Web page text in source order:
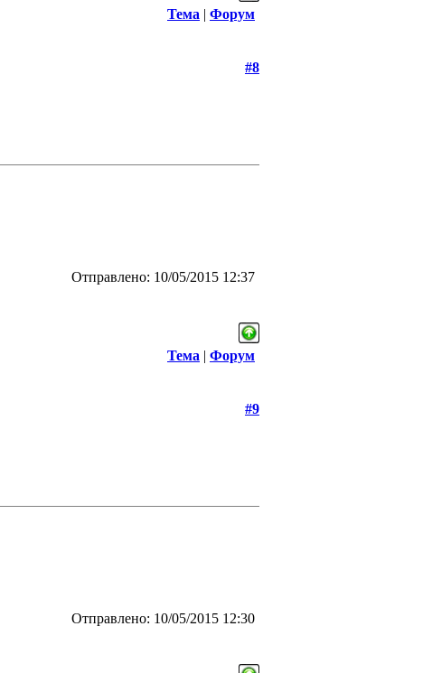
Тема | Форум
#8
Отправлено: 10/05/2015 12:37
Тема | Форум
#9
Отправлено: 10/05/2015 12:30